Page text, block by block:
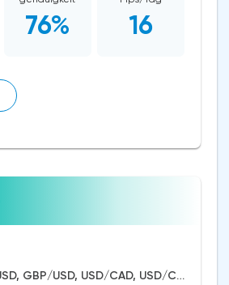
76% 16
AUD/USD, EUR/USD, GBP/USD, USD/CAD, USD/CHF, USD/JPY, USD/RUB, CAD/CHF, EUR/AUD, EUR/NZD, EUR/GBP, CAD/JPY, EUR/CHF, GBP/AUD, GBP/NZD, AUD/NZD, GBP/CHF, NZD/CHF, AUD/CHF, EUR/JPY, CHF/JPY, EUR/CAD, GBP/JPY, NZD/JPY, AUD/JPY, NZD/USD, GBP/CAD, NZD/CAD, AUD/CAD, Dash/USD, Stellar/USD, EthereumClassic/USD, Cardano/USD, EOS/USD, BitcoinCash/USD, Litecoin/USD, Tron/USD, NEO/USD, Ethereum/USD, Bitcoin/USD, XRP/USD, US Dollar Index, DAX, Dow Jones, NASDAQ 100, S&P 500, WTI Crude Oil, Gold, Dogecoin, Binance Coin, Polkadot, Uniswap, Chainlink, Solana, Terra, Avalanche